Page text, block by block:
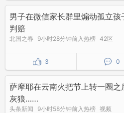
男子在微信家长群里煽动孤立孩
判赔
北国之春 9小时28分钟前入热榜 42区
3 0
萨摩耶在云南火把节上转一圈之
灰狼……
头条新闻 9小时58分钟前入热榜 视频